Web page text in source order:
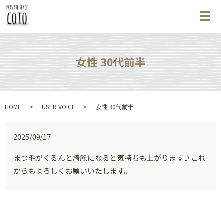
メ
女性 30代前半
HOME USER VOICE 女性 30代前半
2025/09/17
まつ毛がくるんと綺麗になると気持ちも上がります♪これ
からもよろしくお願いいたします。